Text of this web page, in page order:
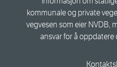
kommunale og private
vegvesen som eier NVDB,
ansvar for å oppdatere